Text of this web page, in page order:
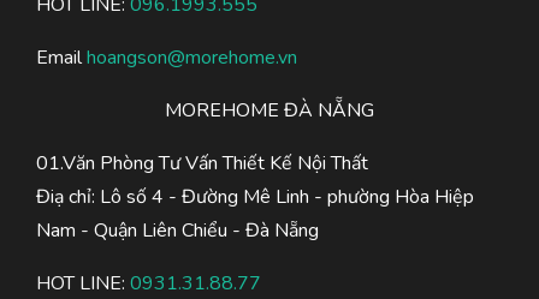
Emailhoangson@morehome.vn
MOREHOME ĐÀ NẴNG
01.Văn Phòng Tư Vấn Thiết Kế Nội Thất
Điạ chỉ: Lô số 4 - Đường Mê Linh - phường Hòa Hiệp
Nam - Quận Liên Chiểu - Đà Nẵng
HOT LINE: 0931.31.88.77